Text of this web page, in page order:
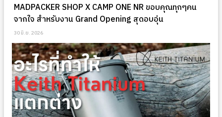
MADPACKER SHOP X CAMP ONE NR ขอบคุณทุกๆคน
จากใจ สำหรับงาน Grand Opening สุดอบอุ่น
30 มิ.ย. 2026